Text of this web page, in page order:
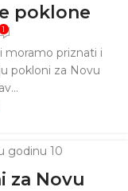
poklone
1
moramo priznati i
pokloni za Novu
za Novu